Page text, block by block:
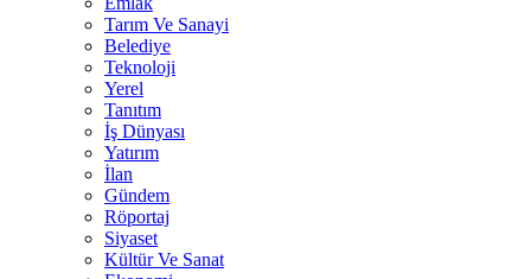
Tarım Ve Sanayi
Belediye
Teknoloji
Yerel
Tanıtım
İş Dünyası
Yatırım
İlan
Gündem
Röportaj
Siyaset
Kültür Ve Sanat